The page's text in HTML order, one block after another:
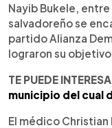
Nayib Bukele,
salvadoreño se
partido Alianza
lograron su
TE PUEDE
municipio del cual
El médico Christian